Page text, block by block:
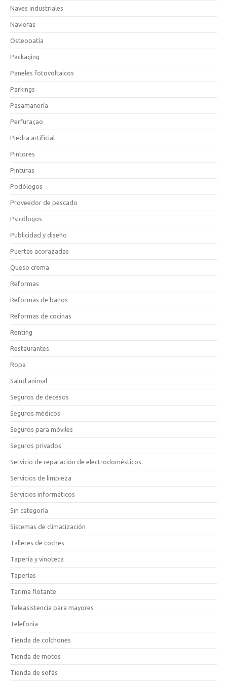
Naves industriales
Navieras
Osteopatía
Packaging
Paneles fotovoltaicos
Parkings
Pasamanería
Perfuraçao
Piedra artificial
Pintores
Pinturas
Podólogos
Proveedor de pescado
Psicólogos
Publicidad y diseño
Puertas acorazadas
Queso crema
Reformas
Reformas de baños
Reformas de cocinas
Renting
Restaurantes
Ropa
Salud animal
Seguros de decesos
Seguros médicos
Seguros para móviles
Seguros privados
Servicio de reparación de electrodomésticos
Servicios de limpieza
Servicios informáticos
Sin categoría
Sistemas de climatización
Talleres de coches
Tapería y vinoteca
Taperías
Tarima flotante
Teleasistencia para mayores
Telefonia
Tienda de colchones
Tienda de motos
Tienda de sofás